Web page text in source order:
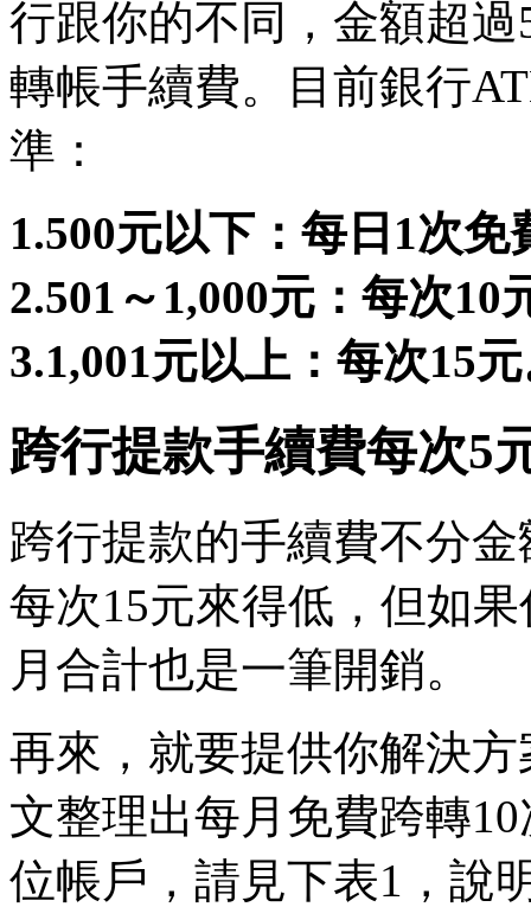
行跟你的不同，金額超
轉帳手續費。目前銀行
準：
1.500元以下：每日1次免
2.501～1,000元：每次10
3.1,001元以上：每次15
跨行提款手續費每次5
跨行提款的手續費不分
每次15元來得低，但如
月合計也是一筆開銷。
再來，就要提供你解決
文整理出每月免費跨轉
位帳戶，請見下表1，說